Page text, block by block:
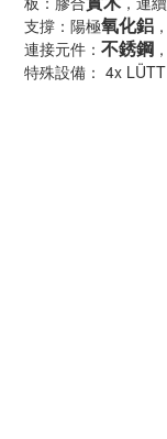
支撐：陽極氧化鋁
連接元件： 不銹鋼 ，
特殊設備： 4x